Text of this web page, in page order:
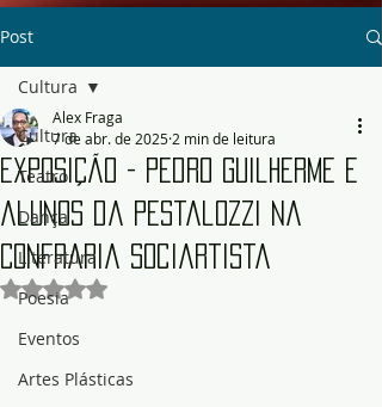
Post
Cultura
Teatro
Dança
Literatura
Poesia
Eventos
Artes Plásticas
Cultura
Exposição - Pedro Guilherme e
alunos da Pestalozzi na
Confraria Sociartista
Alex Fraga
7 de abr. de 2025 2 min de leitura
Avaliado com NaN de 5 estrelas.